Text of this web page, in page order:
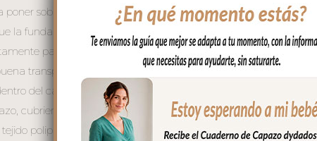
sobre la funda siempre en el mismo tejido que la funda.
la funda, se une a la funda mediante cremalleras laterales,
para usar la funda como colchoneta de capazo. El
transpirabilidad.
del capazo.
cubriendo la parte de arriba del capazo y los bordes en
polipiel lisa; una polipiel sintética muy suave y agradable